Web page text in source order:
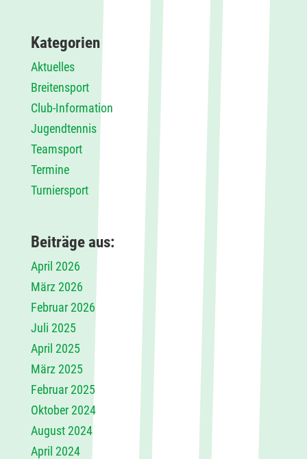
Kategorien
Aktuelles
Breitensport
Club-Information
Jugendtennis
Teamsport
Termine
Turniersport
Beiträge aus:
April 2026
März 2026
Februar 2026
Juli 2025
April 2025
März 2025
Februar 2025
Oktober 2024
August 2024
April 2024